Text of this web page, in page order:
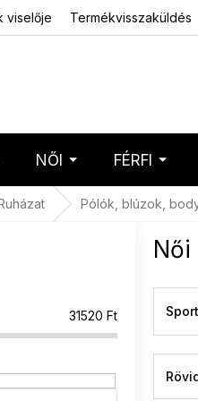
viselője Termékvisszaküldés
NŐI FÉRFI
Pólók, blúzok,
31520 Ft